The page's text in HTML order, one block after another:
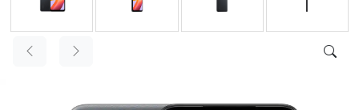
AUDIO,
VIDEO